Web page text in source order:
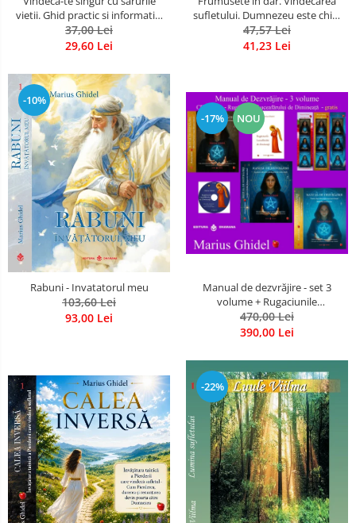
vietii. Ghid practic si informativ.
Sarurile minerale Schuessler si
multe alte secrete
37,00 Lei
29,60 Lei
sufletului. Dumnezeu este chiar
dragostea ta. Editia a 2-a
47,57 Lei
41,23 Lei
-10%
Rabuni - Invatatorul meu
103,60 Lei
93,00 Lei
-17% NOU
Manual de dezvrăjire - set 3
volume + Rugaciunile
Luceafarului de Dimineata -
Gratuit)
470,00 Lei
390,00 Lei
-22%